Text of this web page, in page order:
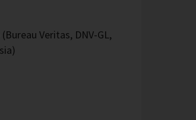
Veritas, DNV-GL,